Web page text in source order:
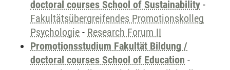
doctoral courses School of Sustainability -
Fakultätsübergreifendes Promotionskolleg
Psychologie - Research Forum II
Promotionsstudium Fakultät Bildung /
doctoral courses School of Education -